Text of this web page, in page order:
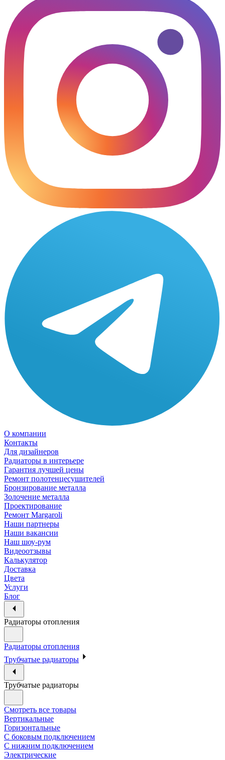
О компании
Контакты
Для дизайнеров
Радиаторы в интерьере
Гарантия лучшей цены
Ремонт полотенцесушителей
Бронзирование металла
Золочение металла
Проектирование
Ремонт Margaroli
Наши партнеры
Наши вакансии
Наш шоу-рум
Видеоотзывы
Калькулятор
Доставка
Цвета
Услуги
Блог
Радиаторы отопления
Радиаторы отопления
Трубчатые радиаторы
Трубчатые радиаторы
Смотреть все товары
Вертикальные
Горизонтальные
С боковым подключением
С нижним подключением
Электрические